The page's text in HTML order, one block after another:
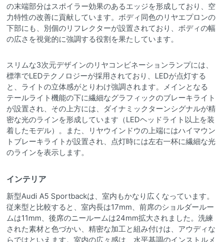
の末端部分はスポイラー効果のあるエッジを形成しており、空
力特性の改善に貢献しています。ボディ同色のリヤエプロンの
下部にも、別個のリフレクターが設置されており、ボディの幅
の広さを視覚的に強調する役割を果たしています。
スリムな3次元デザインのリヤコンビネーションランプには、
標準でLEDテクノロジーが採用されており、LEDが点灯する
と、ライトの立体感がとりわけ強調されます。メインとなる
テールライト機能の下に繊細なグラフィックのブレーキライト
が設置され、その上方には、ダイナミックターンシグナルが精
密な光のラインを形成しています（LEDヘッドライト以上を装
着したモデル）。また、リヤウインドウの上端にはハイマウン
トブレーキライトが設置され、点灯時には左右一杯に繊細な光
のラインを表示します。
インテリア
新型Audi A5 Sportbackは、室内もかなり広くなっています。
従来型と比較すると、室内長は17mm、前席のショルダールー
ムは11mm、後席のニールームは24mm拡大されました。洗練
された素材と色づかい、精密な加工と組み付けは、アウディな
らではといえます。室内の広々感は、水平基調のインストルメ